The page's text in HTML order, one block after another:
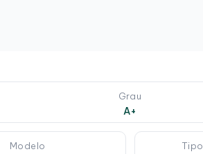
Grau
A+
Modelo